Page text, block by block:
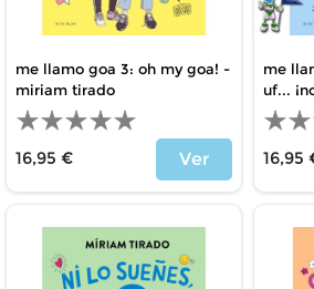
me llamo goa 3: oh my goa! -
miriam tirado
16,95 €
Ver
me
uf...
16,95